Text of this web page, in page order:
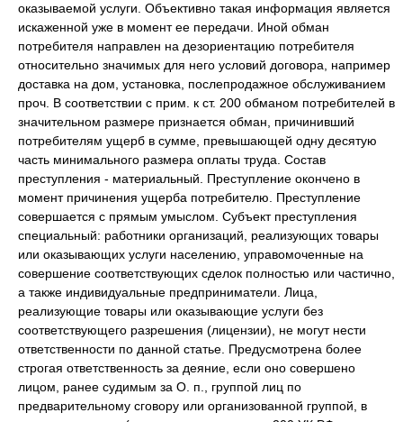
оказываемой услуги. Объективно такая информация является
искаженной уже в момент ее передачи. Иной обман
потребителя направлен на дезориентацию потребителя
относительно значимых для него условий договора, например
доставка на дом, установка, послепродажное обслуживанием
проч. В соответствии с прим. к ст. 200 обманом потребителей в
значительном размере признается обман, причинивший
потребителям ущерб в сумме, превышающей одну десятую
часть минимального размера оплаты труда. Состав
преступления - материальный. Преступление окончено в
момент причинения ущерба потребителю. Преступление
совершается с прямым умыслом. Субъект преступления
специальный: работники организаций, реализующих товары
или оказывающих услуги населению, управомоченные на
совершение соответствующих сделок полностью или частично,
а также индивидуальные предприниматели. Лица,
реализующие товары или оказывающие услуги без
соответствующего разрешения (лицензии), не могут нести
ответственности по данной статье. Предусмотрена более
строгая ответственность за деяние, если оно совершено
лицом, ранее судимым за О. п., группой лиц по
предварительному сговору или организованной группой, в